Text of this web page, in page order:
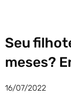
Seu
meses?
16/07/2022